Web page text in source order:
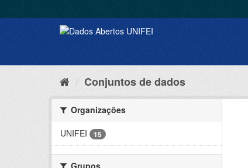
Conjuntos de dados
Organizações
UNIFEI
15